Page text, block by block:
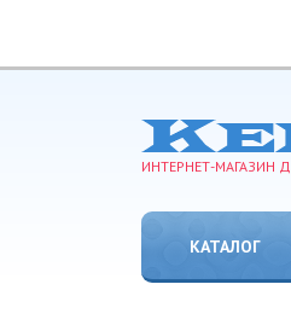
ИНТЕРНЕТ-МАГАЗИН
КАТАЛОГ